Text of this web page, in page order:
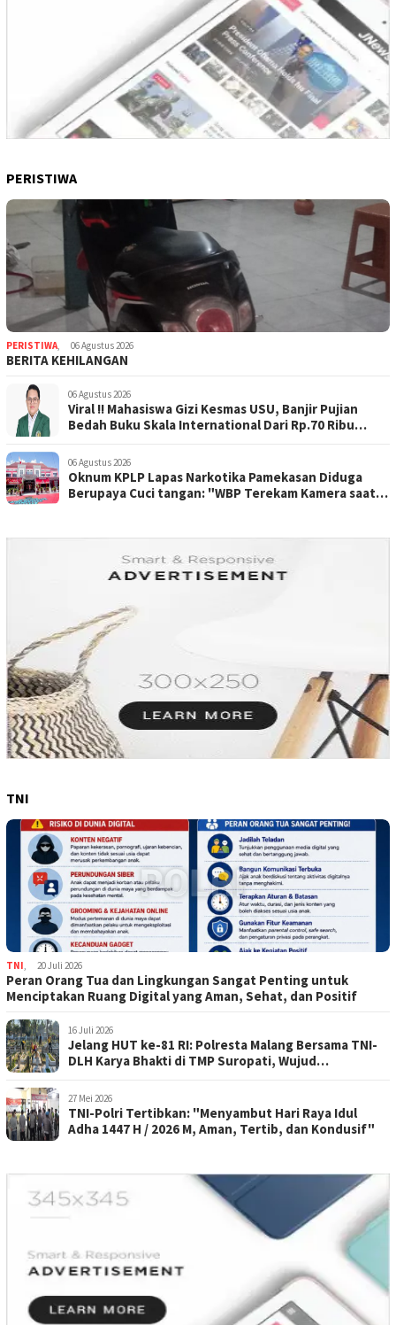
PERISTIWA
PERISTIWA 06 Agustus 2026
BERITA KEHILANGAN
06 Agustus 2026
Viral !! Mahasiswa Gizi Kesmas USU, Banjir Pujian
Bedah Buku Skala International Dari Rp.70 Ribu
06 Agustus 2026
Oknum KPLP Lapas Narkotika Pamekasan Diduga
Berupaya Cuci tangan: "WBP Terekam Kamera saat
TNI
TNI 20 Juli 2026
Peran Orang Tua dan Lingkungan Sangat Penting untuk
Menciptakan Ruang Digital yang Aman, Sehat, dan Positif
16 Juli 2026
Jelang HUT ke-81 RI: Polresta Malang Bersama TNI-
DLH Karya Bhakti di TMP Suropati, Wujud
27 Mei 2026
TNI-Polri Tertibkan: "Menyambut Hari Raya Idul
Adha 1447 H / 2026 M, Aman, Tertib, dan Kondusif"